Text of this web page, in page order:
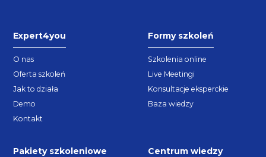
Expert4you
O nas
Oferta szkoleń
Jak to działa
Demo
Kontakt
Formy szkoleń
Szkolenia online
Live Meetingi
Konsultacje eksperckie
Baza wiedzy
Pakiety szkoleniowe Centrum wiedzy